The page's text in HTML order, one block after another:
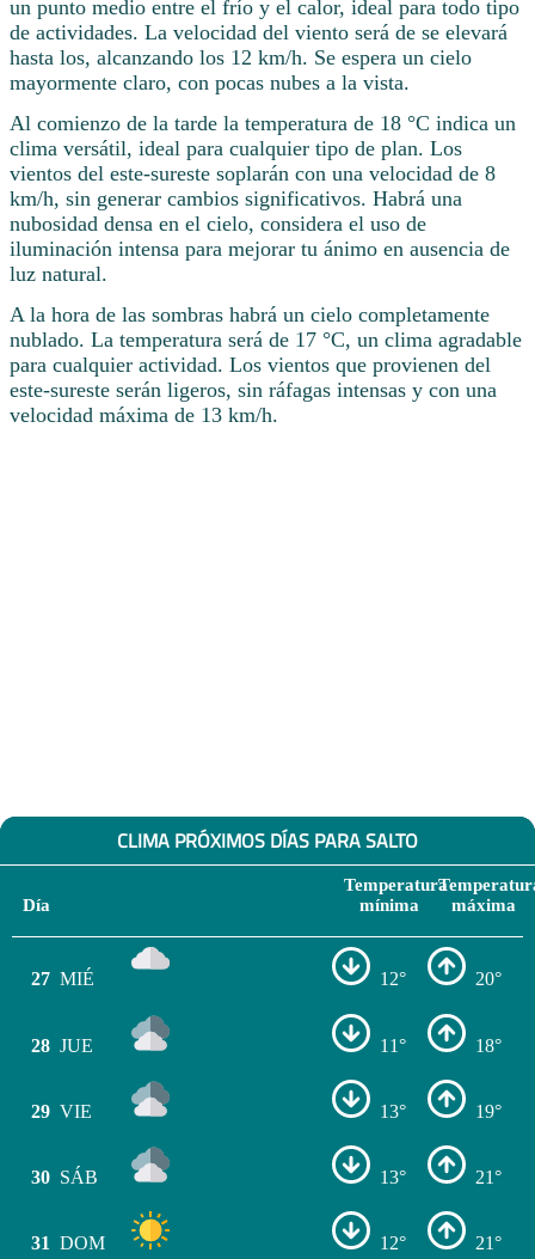
un punto medio entre el frío y el calor, ideal para todo tipo
de actividades. La velocidad del viento será de se elevará
hasta los, alcanzando los 12 km/h. Se espera un cielo
mayormente claro, con pocas nubes a la vista.
Al comienzo de la tarde la temperatura de 18 °C indica un
clima versátil, ideal para cualquier tipo de plan. Los
vientos del este-sureste soplarán con una velocidad de 8
km/h, sin generar cambios significativos. Habrá una
nubosidad densa en el cielo, considera el uso de
iluminación intensa para mejorar tu ánimo en ausencia de
luz natural.
A la hora de las sombras habrá un cielo completamente
nublado. La temperatura será de 17 °C, un clima agradable
para cualquier actividad. Los vientos que provienen del
este-sureste serán ligeros, sin ráfagas intensas y con una
velocidad máxima de 13 km/h.
CLIMA PRÓXIMOS DÍAS PARA SALTO
Día
Temperatura
mínima
máxima
27 MIÉ 12° 20°
28 JUE 11° 18°
29 VIE 13° 19°
30 SÁB 13° 21°
31 DOM 12° 21°